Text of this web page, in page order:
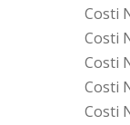
Costi